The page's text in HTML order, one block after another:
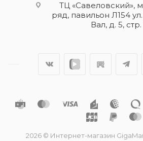
ТЦ «Савеловский»,
ряд, павильон Л154
Вал, д. 5, стр.
2026 © Интернет-магазин